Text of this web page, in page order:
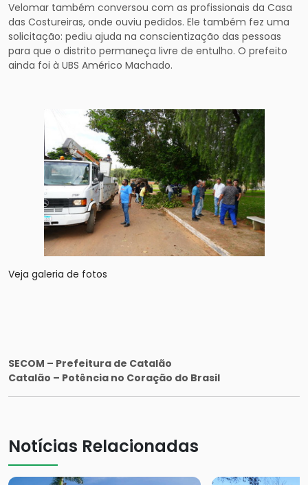
Velomar também conversou com as profissionais da Casa
das Costureiras, onde ouviu pedidos. Ele também fez uma
solicitação: pediu ajuda na conscientização das pessoas
para que o distrito permaneça livre de entulho. O prefeito
ainda foi à UBS Américo Machado.
Veja galeria de fotos
SECOM – Prefeitura de Catalão
Catalão – Potência no Coração do Brasil
Notícias Relacionadas